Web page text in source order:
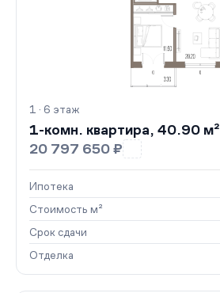
1 · 6 этаж
1-комн. квартира, 40.90 м²
20 797 650 ₽
Ипотека
Стоимость м²
Срок сдачи
Отделка